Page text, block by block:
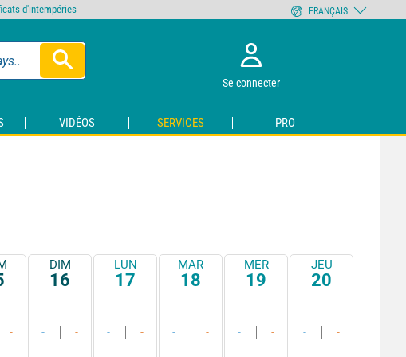
Se connecter
VIDÉOS SERVICES PRO
-
DIM
16
- -
LUN
17
- -
MAR
18
- -
MER
19
- -
JEU
20
- -
d'intempéries FRANÇAIS